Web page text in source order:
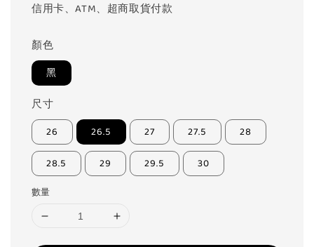
信用卡、ATM、超商取貨付款
顏色
黑
尺寸
26 26.5 27 27.5 28
28.5 29 29.5 30
數量